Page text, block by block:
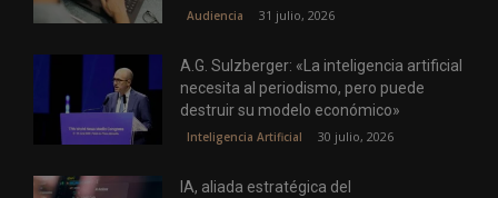
Audiencia 31 julio, 2026
A.G. Sulzberger: «La inteligencia artificial
necesita al periodismo, pero puede
destruir su modelo económico»
Inteligencia Artificial 30 julio, 2026
IA, aliada estratégica del